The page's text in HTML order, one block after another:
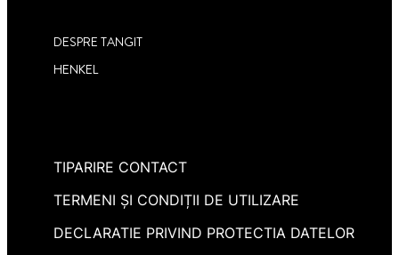
DESPRE TANGIT
HENKEL
TIPARIRE CONTACT
TERMENI ȘI CONDIȚII DE UTILIZARE
DECLARATIE PRIVIND PROTECTIA DATELOR